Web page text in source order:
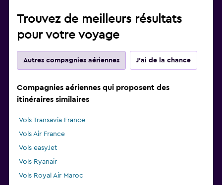
Trouvez de meilleurs résultats
pour votre voyage
Autres compagnies aériennes J'ai de la chance
Compagnies aériennes qui proposent des
itinéraires similaires
Vols Transavia France
Vols Air France
Vols easyJet
Vols Ryanair
Vols Royal Air Maroc